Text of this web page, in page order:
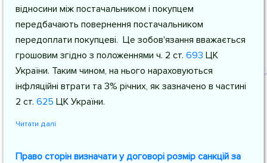
відносини між постачальником і покупцем
передбачають повернення постачальником
передоплати покупцеві. Це зобов'язання вважається
грошовим згідно з положеннями ч. 2 ст. 693 ЦК
України. Таким чином, на нього нараховуються
інфляційні втрати та 3% річних, як зазначено в частині
2 ст. 625 ЦК України.
Читати далі
Право сторін визначати у договорі розмір санкцій за